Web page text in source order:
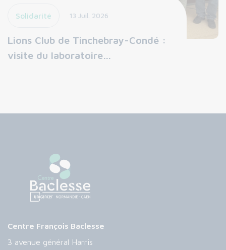
Solidarité 13 Juil. 2026
Lions Club de Tinchebray-Condé :
visite du laboratoire…
Centre François Baclesse
3 avenue général Harris